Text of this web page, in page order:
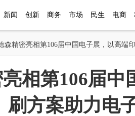
新闻 创新 商务 市场 民生 电商
森精密亮相第106届中国电子展，以高端
相第106届中
刷方案助力电